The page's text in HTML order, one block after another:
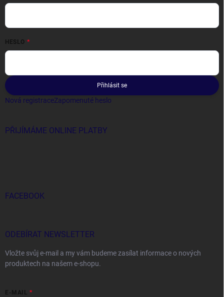
HESLO
Přihlásit se
Nová registraceZapomenuté heslo
PŘIJÍMÁME ONLINE PLATBY
FACEBOOK
ODEBÍRAT NEWSLETTER
Vložte svůj e-mail a my vám budeme zasílat informace o nových
produktech na našem e-shopu.
E-MAIL